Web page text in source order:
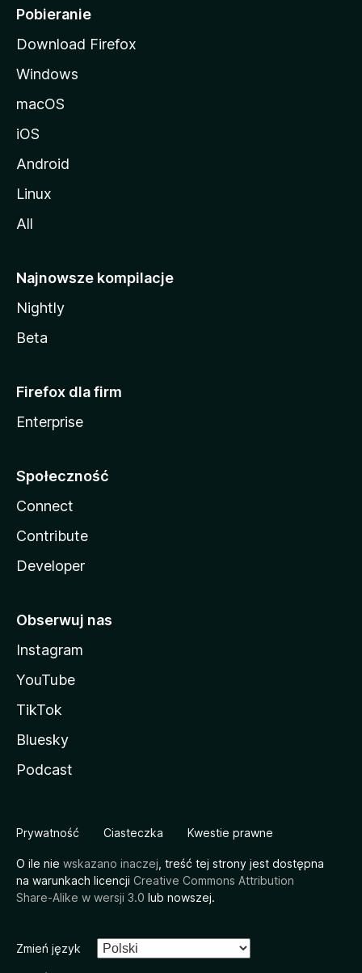
iPobieranie
Download Firefox
Windows
macOS
iOS
Android
Linux
All
Najnowsze kompilacje
Nightly
Beta
Firefox dla firm
Enterprise
Społeczność
Connect
Contribute
Developer
Obserwuj nas
Instagram
YouTube
TikTok
Bluesky
Podcast
Prywatność Ciasteczka Kwestie prawne
O ile nie wskazano inaczej , treść tej strony jest dostępna
na warunkach licencji Creative Commons Attribution
Share-Alike w wersji 3.0 lub nowszej.
Zmień język